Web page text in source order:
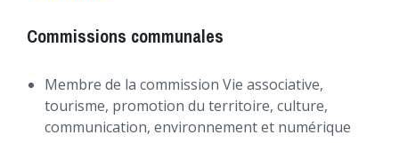
Commissions communales
Membre de la commission Vie associative,
tourisme, promotion du territoire, culture,
communication, environnement et numérique